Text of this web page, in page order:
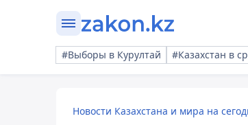
#Выборы в Курултай #Казахстан в
Новости Казахстана и мира на